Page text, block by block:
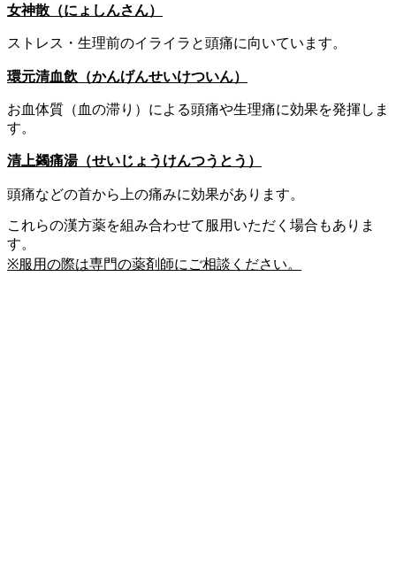
女神散（にょしんさん）
ストレス・生理前のイライラと頭痛に向いています。
環元清血飲（かんげんせいけついん）
お血体質（血の滞り）による頭痛や生理痛に効果を発揮しま
す。
清上蠲痛湯（せいじょうけんつうとう）
頭痛などの首から上の痛みに効果があります。
これらの漢方薬を組み合わせて服用いただく場合もありま
す。
※服用の際は専門の薬剤師にご相談ください。